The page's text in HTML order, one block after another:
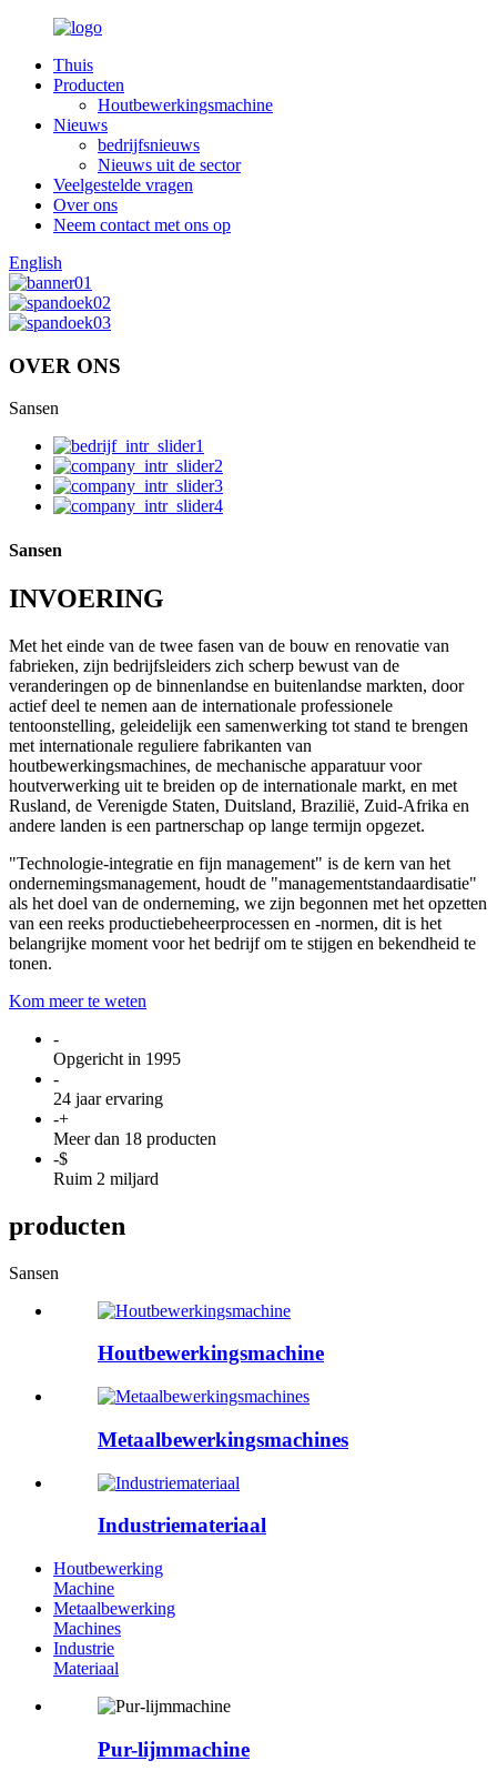
Thuis
Producten
Houtbewerkingsmachine
Nieuws
bedrijfsnieuws
Nieuws uit de sector
Veelgestelde vragen
Over ons
Neem contact met ons op
English
OVER ONS
Sansen
Sansen
INVOERING
Met het einde van de twee fasen van de bouw en renovatie van
fabrieken, zijn bedrijfsleiders zich scherp bewust van de
veranderingen op de binnenlandse en buitenlandse markten, door
actief deel te nemen aan de internationale professionele
tentoonstelling, geleidelijk een samenwerking tot stand te brengen
met internationale reguliere fabrikanten van
houtbewerkingsmachines, de mechanische apparatuur voor
houtverwerking uit te breiden op de internationale markt, en met
Rusland, de Verenigde Staten, Duitsland, Brazilië, Zuid-Afrika en
andere landen is een partnerschap op lange termijn opgezet.
"Technologie-integratie en fijn management" is de kern van het
ondernemingsmanagement, houdt de "managementstandaardisatie"
als het doel van de onderneming, we zijn begonnen met het opzetten
van een reeks productiebeheerprocessen en -normen, dit is het
belangrijke moment voor het bedrijf om te stijgen en bekendheid te
tonen.
Kom meer te weten
-
Opgericht in 1995
-
24 jaar ervaring
-+
Meer dan 18 producten
-$
Ruim 2 miljard
producten
Sansen
Houtbewerkingsmachine
Metaalbewerkingsmachines
Industriemateriaal
Houtbewerking
Machine
Metaalbewerking
Machines
Industrie
Materiaal
Pur-lijmmachine